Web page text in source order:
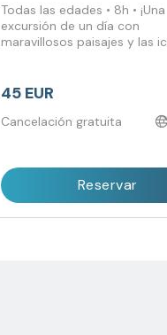
Todas las edades • 8h • ¡Una
excursión de un día con
maravillosos paisajes y las
45 EUR
Cancelación gratuita
Reservar